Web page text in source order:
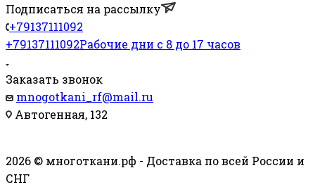
Подписаться на рассылку
+79137111092
+79137111092Рабочие дни с 8 до 17 часов
Заказать звонок
mnogotkani_rf@mail.ru
Автогенная, 132
2026 © многоткани.рф - Доставка по всей России и
СНГ